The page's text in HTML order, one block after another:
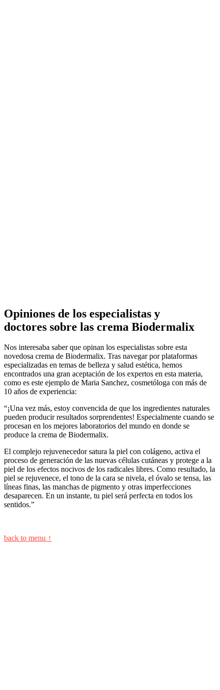
Opiniones de los especialistas y
doctores sobre las crema Biodermalix
Nos interesaba saber que opinan los especialistas sobre esta
novedosa crema de Biodermalix. Tras navegar por plataformas
especializadas en temas de belleza y salud estética, hemos
encontrados una gran aceptación de los expertos en esta materia,
como es este ejemplo de Maria Sanchez, cosmetóloga con más de
10 años de experiencia:
“¡Una vez más, estoy convencida de que los ingredientes naturales
pueden producir resultados sorprendentes! Especialmente cuando se
procesan en los mejores laboratorios del mundo en donde se
produce la crema de Biodermalix.
El complejo rejuvenecedor satura la piel con colágeno, activa el
proceso de generación de las nuevas células cutáneas y protege a la
piel de los efectos nocivos de los radicales libres. Como resultado, la
piel se rejuvenece, el tono de la cara se nivela, el óvalo se tensa, las
líneas finas, las manchas de pigmento y otras imperfecciones
desaparecen. En un instante, tu piel será perfecta en todos los
sentidos.”
back to menu ↑